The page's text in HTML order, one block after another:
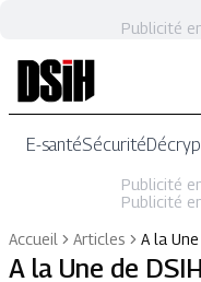
Publicité
E-santéSécurité
Publicité
Publicité
Accueil
Articles A la
A la Une de